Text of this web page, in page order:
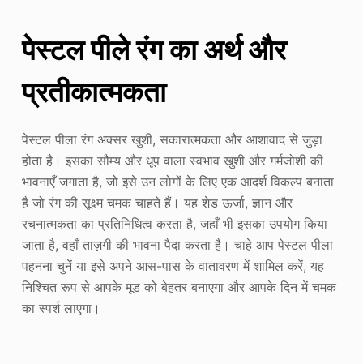
पेस्टल पीले रंग का अर्थ और
प्रतीकात्मकता
पेस्टल पीला रंग अक्सर खुशी, सकारात्मकता और आशावाद से जुड़ा
होता है। इसका सौम्य और धूप वाला स्वभाव खुशी और गर्मजोशी की
भावनाएँ जगाता है, जो इसे उन लोगों के लिए एक आदर्श विकल्प बनाता
है जो रंग की सूक्ष्म चमक चाहते हैं। यह शेड ऊर्जा, ज्ञान और
रचनात्मकता का प्रतिनिधित्व करता है, जहाँ भी इसका उपयोग किया
जाता है, वहाँ ताज़गी की भावना पैदा करता है। चाहे आप पेस्टल पीला
पहनना चुनें या इसे अपने आस-पास के वातावरण में शामिल करें, यह
निश्चित रूप से आपके मूड को बेहतर बनाएगा और आपके दिन में चमक
का स्पर्श लाएगा।